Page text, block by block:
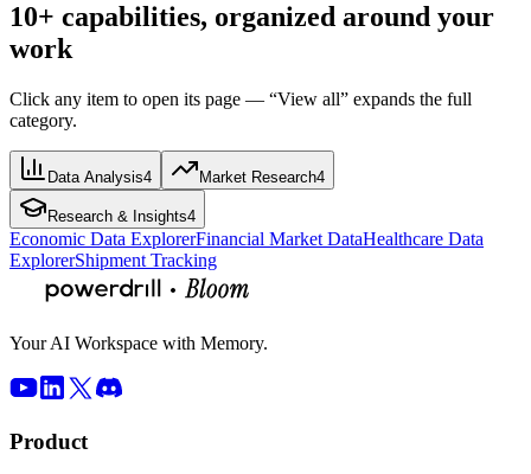
10+ capabilities, organized around your
work
Click any item to open its page — “View all” expands the full
category.
Data Analysis4 Market Research4
Research & Insights4
Economic Data ExplorerFinancial Market DataHealthcare Data
ExplorerShipment Tracking
Your AI Workspace with Memory.
Product